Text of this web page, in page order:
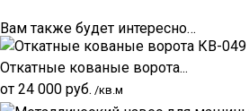
Вам также будет интересно…
Откатные кованые ворота...
от 24 000 руб. /кв.м